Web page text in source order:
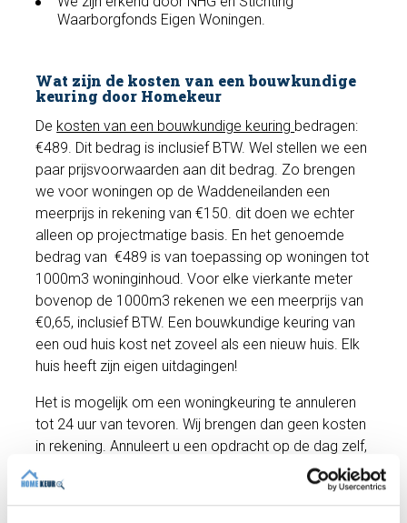
Waarborgfonds Eigen Woningen.
Wat zijn de kosten van een bouwkundige
keuring door Homekeur
De kosten van een bouwkundige keuring bedragen:
€489. Dit bedrag is inclusief BTW. Wel stellen we een
paar prijsvoorwaarden aan dit bedrag. Zo brengen
we voor woningen op de Waddeneilanden een
meerprijs in rekening van €150. dit doen we echter
alleen op projectmatige basis. En het genoemde
bedrag van €489 is van toepassing op woningen tot
1000m3 woninginhoud. Voor elke vierkante meter
bovenop de 1000m3 rekenen we een meerprijs van
€0,65, inclusief BTW. Een bouwkundige keuring van
een oud huis kost net zoveel als een nieuw huis. Elk
huis heeft zijn eigen uitdagingen!
Het is mogelijk om een woningkeuring te annuleren
tot 24 uur van tevoren. Wij brengen dan geen kosten
in rekening. Annuleert u een opdracht op de dag zelf,
dan brengen we de kosten logischerwijs wel in
rekening.